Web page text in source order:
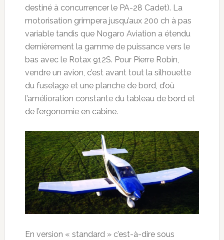
destiné à concurrencer le PA-28 Cadet). La
motorisation grimpera jusqu’aux 200 ch à pas
variable tandis que Nogaro Aviation a étendu
dernièrement la gamme de puissance vers le
bas avec le Rotax 912S. Pour Pierre Robin,
vendre un avion, c’est avant tout la silhouette
du fuselage et une planche de bord, d’où
l’amélioration constante du tableau de bord et
de l’ergonomie en cabine.
En version « standard » c’est-à-dire sous